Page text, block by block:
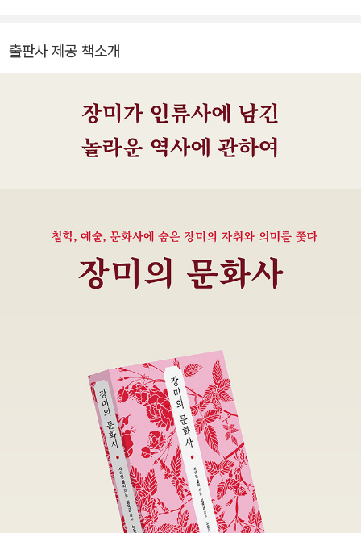
적인 즐거움이 많아진다는 사실을 알게 되었다. 현재 세계장미회(W
출판사 제공 책소개